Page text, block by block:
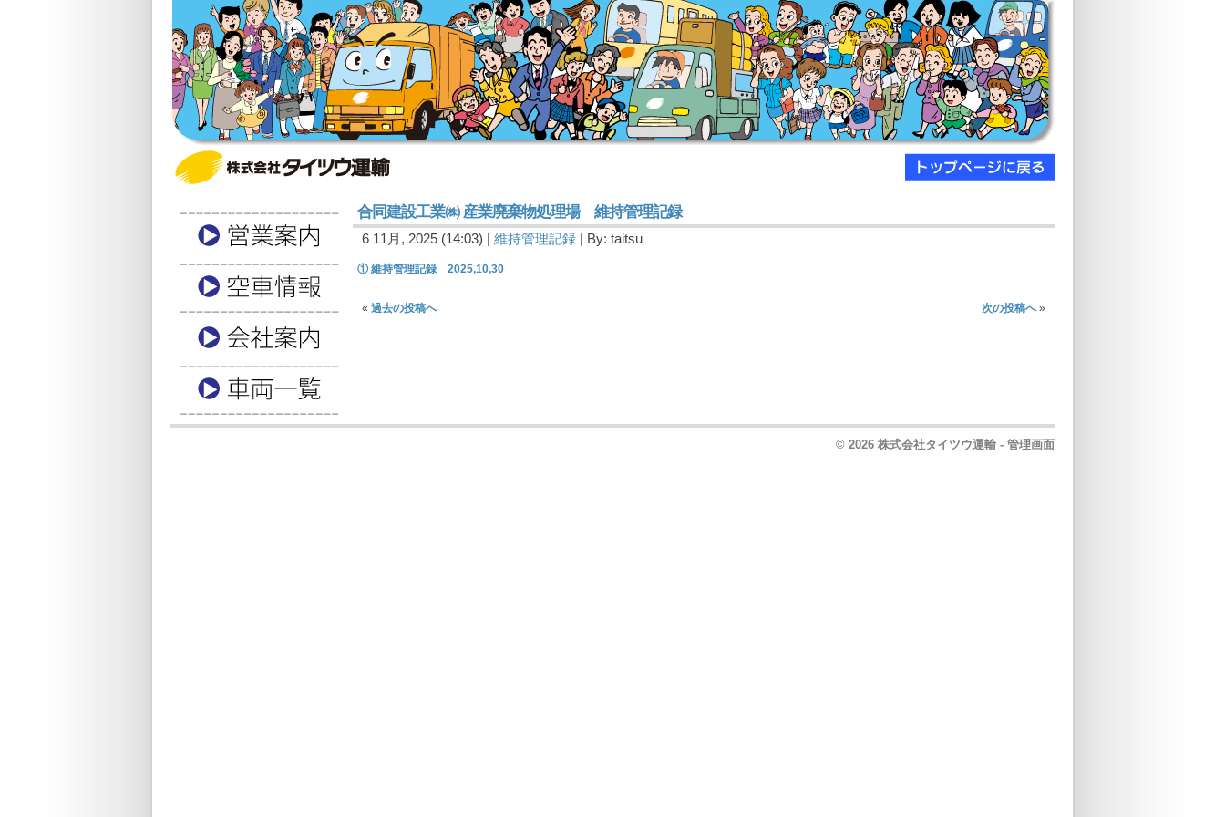
合同建設工業㈱ 産業廃棄物処理場 維持管理記録
6 11月, 2025 (14:03) | 維持管理記録 | By: taitsu
① 維持管理記録 2025,10,30
« 過去の投稿へ 次の投稿へ»
© 2026 株式会社タイツウ運輸 - 管理画面